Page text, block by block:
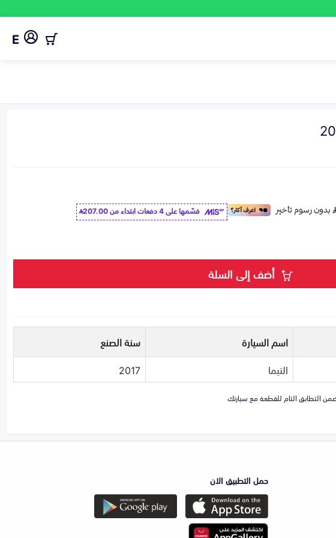
E
قسّمها على 4 دفعات ابتداء من
207.00
أضف إلى السلة
اسم السيارة
سنة الصنع
التيما 2017
حمل التطبيق الان